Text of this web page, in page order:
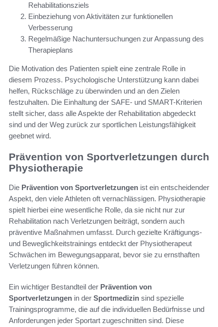
Rehabilitationsziels
Einbeziehung von Aktivitäten zur funktionellen
Verbesserung
Regelmäßige Nachuntersuchungen zur Anpassung des
Therapieplans
Die Motivation des Patienten spielt eine zentrale Rolle in
diesem Prozess. Psychologische Unterstützung kann dabei
helfen, Rückschläge zu überwinden und an den Zielen
festzuhalten. Die Einhaltung der SAFE- und SMART-Kriterien
stellt sicher, dass alle Aspekte der Rehabilitation abgedeckt
sind und der Weg zurück zur sportlichen Leistungsfähigkeit
geebnet wird.
Prävention von Sportverletzungen durch
Physiotherapie
Die Prävention von Sportverletzungen ist ein entscheidender
Aspekt, den viele Athleten oft vernachlässigen. Physiotherapie
spielt hierbei eine wesentliche Rolle, da sie nicht nur zur
Rehabilitation nach Verletzungen beiträgt, sondern auch
präventive Maßnahmen umfasst. Durch gezielte Kräftigungs-
und Beweglichkeitstrainings entdeckt der Physiotherapeut
Schwächen im Bewegungsapparat, bevor sie zu ernsthaften
Verletzungen führen können.
Ein wichtiger Bestandteil der Prävention von
Sportverletzungen in der Sportmedizin sind spezielle
Trainingsprogramme, die auf die individuellen Bedürfnisse und
Anforderungen jeder Sportart zugeschnitten sind. Diese